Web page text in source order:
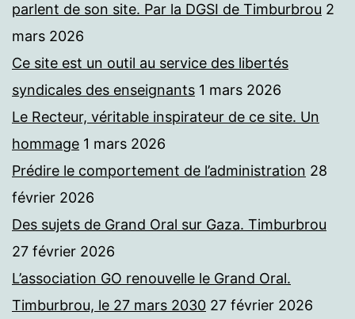
parlent de son site. Par la DGSI de Timburbrou 2
mars 2026
Ce site est un outil au service des libertés
syndicales des enseignants 1 mars 2026
Le Recteur, véritable inspirateur de ce site. Un
hommage 1 mars 2026
Prédire le comportement de l’administration 28
février 2026
Des sujets de Grand Oral sur Gaza. Timburbrou
27 février 2026
L’association GO renouvelle le Grand Oral.
Timburbrou, le 27 mars 2030 27 février 2026